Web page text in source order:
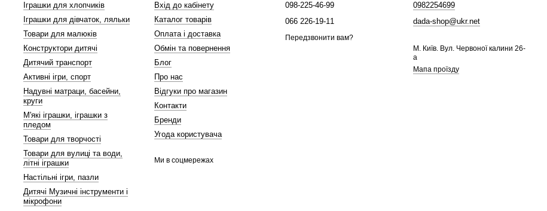
Іграшки для хлопчиків
Іграшки для дівчаток, ляльки
Товари для малюків
Конструктори дитячі
Дитячий транспорт
Активні ігри, спорт
Надувні матраци, басейни,
круги
М'які іграшки, іграшки з
пледом
Товари для творчості
Товари для вулиці та води,
літні іграшки
Настільні ігри, пазли
Дитячі Музичні інструменти і
мікрофони
Вхід до кабінету
Каталог товарів
Оплата і доставка
Обмін та повернення
Блог
Про нас
Відгуки про магазин
Контакти
Бренди
Угода користувача
Ми в соцмережах
098-225-46-99
066 226-19-11
Передзвонити вам?
0982254699
dada-shop@ukr.net
М. Київ. Вул. Червоної калини 26-
а
Мапа проїзду